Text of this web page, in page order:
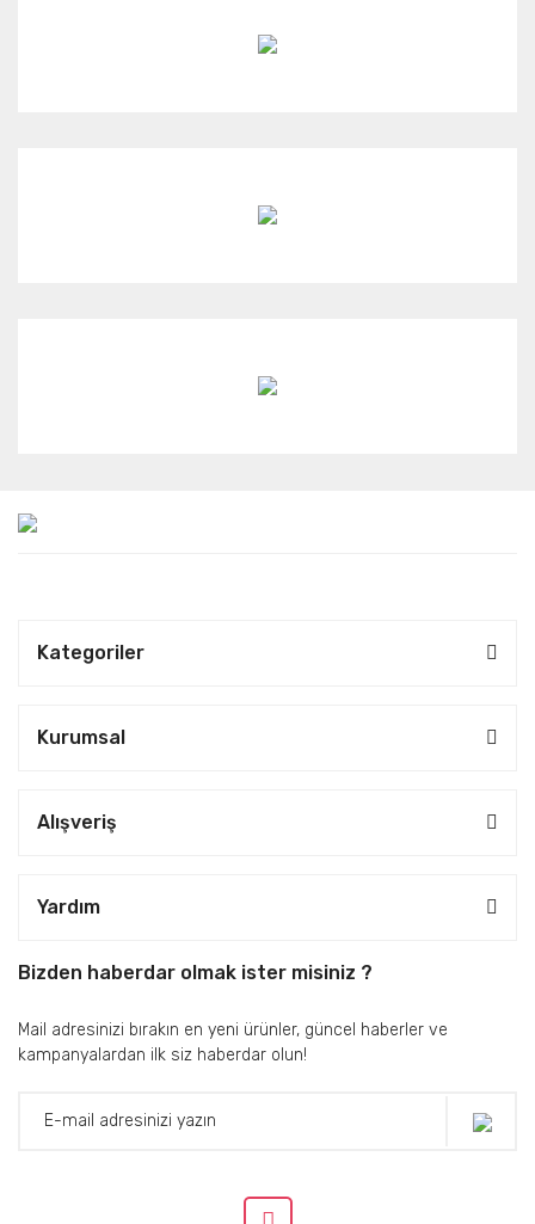
Kategoriler
Kurumsal
Alışveriş
Yardım
Bizden haberdar olmak ister misiniz ?
Mail adresinizi bırakın en yeni ürünler, güncel haberler ve
kampanyalardan ilk siz haberdar olun!